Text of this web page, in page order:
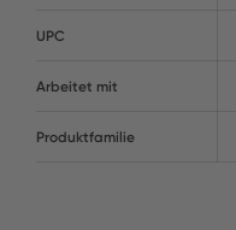
UPC
Arbeitet mit
Produktfamilie